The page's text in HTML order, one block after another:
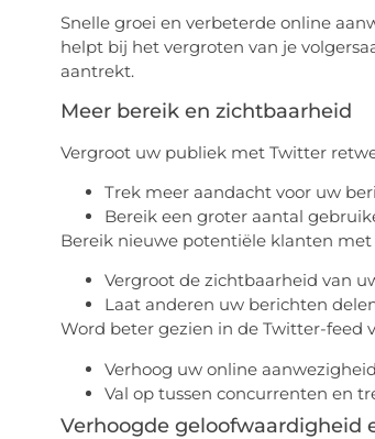
Snelle groei en verbeterde online
helpt bij het vergroten van je
aantrekt.
Meer bereik en zichtbaarheid
Vergroot uw publiek met Twitter
Trek meer aandacht voor uw
Bereik een groter aantal
Bereik nieuwe potentiële klanten
Vergroot de zichtbaarheid van
Laat anderen uw berichten
Word beter gezien in de Twitter-feed
Verhoog uw online
Val op tussen concurrenten en
Verhoogde geloofwaardigheid